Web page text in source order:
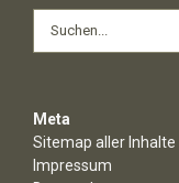
Meta
Sitemap aller Inhalte
Impressum